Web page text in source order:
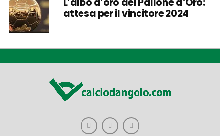
attesa per il vincitore 2024